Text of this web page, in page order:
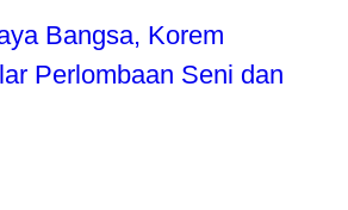
Bangsa, Korem
Perlombaan Seni dan